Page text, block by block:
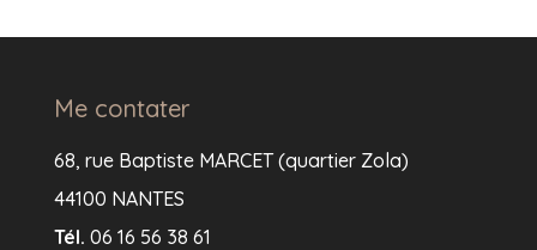
Me contater
68, rue Baptiste MARCET (quartier Zola)
44100 NANTES
Tél. 06 16 56 38 61